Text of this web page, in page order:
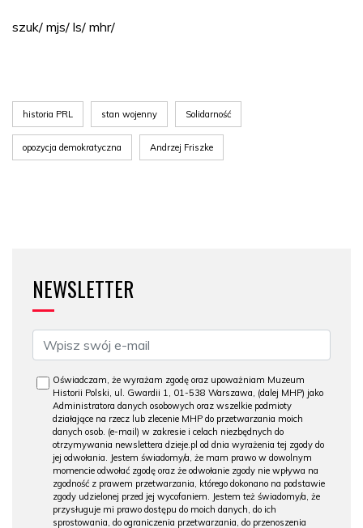
szuk/ mjs/ ls/ mhr/
historia PRL stan wojenny Solidarność
opozycja demokratyczna Andrzej Friszke
NEWSLETTER
Oświadczam, że wyrażam zgodę oraz upoważniam Muzeum
Historii Polski, ul. Gwardii 1, 01-538 Warszawa, (dalej MHP) jako
Administratora danych osobowych oraz wszelkie podmioty
działające na rzecz lub zlecenie MHP do przetwarzania moich
danych osob. (e-mail) w zakresie i celach niezbędnych do
otrzymywania newslettera dzieje.pl od dnia wyrażenia tej zgody do
jej odwołania. Jestem świadomy/a, że mam prawo w dowolnym
momencie odwołać zgodę oraz że odwołanie zgody nie wpływa na
zgodność z prawem przetwarzania, którego dokonano na podstawie
zgody udzielonej przed jej wycofaniem. Jestem też świadomy/a, że
przysługuje mi prawo dostępu do moich danych, do ich
sprostowania, do ograniczenia przetwarzania, do przenoszenia